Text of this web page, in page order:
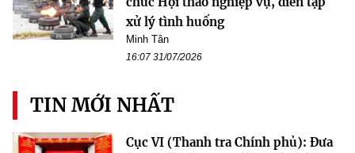
xử lý tình huống
Minh Tân
16:07 31/07/2026
TIN MỚI NHẤT
Cục VI (Thanh tra Chính phủ): Đưa